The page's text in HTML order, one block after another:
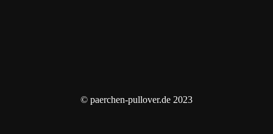
© paerchen-pullover.de 2023